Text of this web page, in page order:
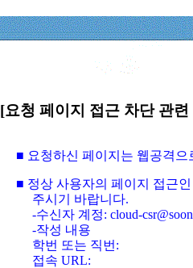
[요청 페이지 접근 차단 관
■ 요청하신 페이지는 웹공격
■ 정상 사용자의 페이지 접근
주시기 바랍니다.
-수신자 계정: cloud-
-작성 내용
학번 또는 직번:
접속 URL: